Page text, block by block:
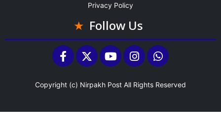
Privacy Policy
Follow Us
Copyright (c) Nirpakh Post All Rights Reserved